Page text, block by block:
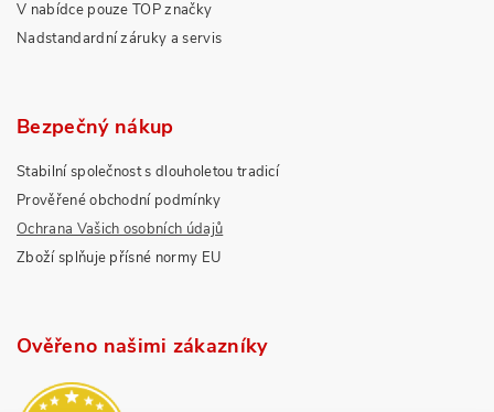
V nabídce pouze TOP značky
Nadstandardní záruky a servis
Bezpečný nákup
Stabilní společnost s dlouholetou tradicí
Prověřené obchodní podmínky
Ochrana Vašich osobních údajů
Zboží splňuje přísné normy EU
Ověřeno našimi zákazníky